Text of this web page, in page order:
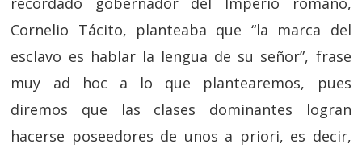
Cornelio Tácito, planteaba que “la marca del
esclavo es hablar la lengua de su señor”, frase
muy ad hoc a lo que plantearemos, pues
diremos que las clases dominantes logran
hacerse poseedores de unos a priori, es decir,